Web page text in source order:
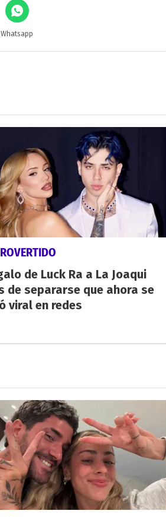
Whatsapp
de Luck Ra a La Joaqui
de separarse que ahora se
viral en redes